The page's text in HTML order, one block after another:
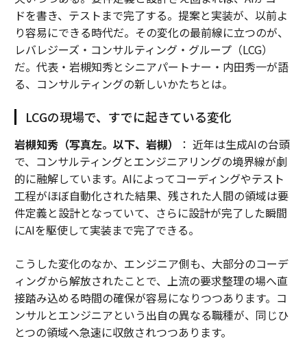
ドを書き、テストまで完了する。提案と実装が、以前よ
り容易にできる時代だ。その変化の最前線に立つのが、
レバレジーズ・コンサルティング・グループ（LCG）
だ。代表・岩槻知秀とシニアパートナー・内田秀一が語
る、コンサルティングの新しいかたちとは。
LCGの現場で、すでに起きている変化
岩槻知秀（写真左。以下、岩槻）
： 近年は生成AIの台頭
で、コンサルティングとエンジニアリングの境界線が劇
的に融解しています。AIによってコーディングやテスト
工程がほぼ自動化された結果、残された人間の領域は要
件定義と設計となっていて、さらに設計が完了した瞬間
にAIを駆使して実装まで完了できる。
こうした変化のなか、エンジニア側も、大部分のコーデ
ィングから解放されたことで、上流の要求整理の場へ直
接踏み込める時間の確保が容易になりつつあります。コ
ンサルとエンジニアという出自の異なる職種が、同じひ
とつの領域へ急速に収斂されつつあります。